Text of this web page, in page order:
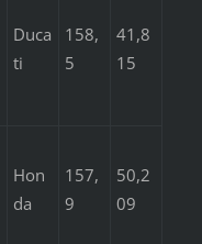
Duca
ti
158,
5
41,8
15
Hon
da
157,
9
50,2
09